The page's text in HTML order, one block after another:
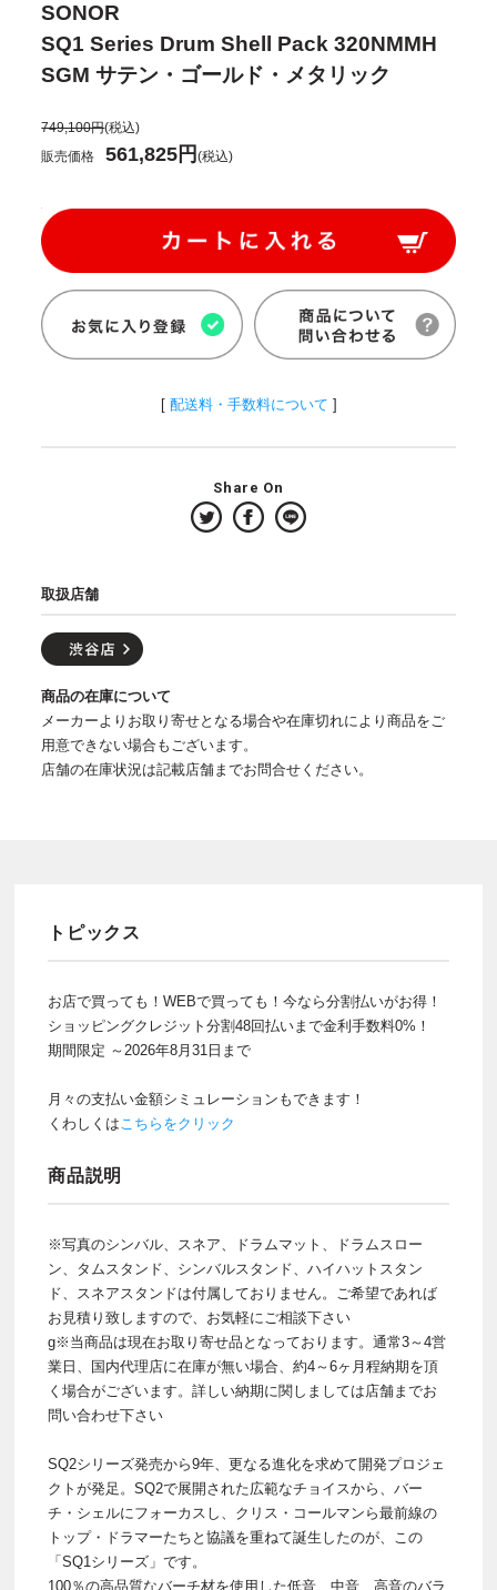
SONOR
SQ1 Series Drum Shell Pack 320NMMH
SGM サテン・ゴールド・メタリック
749,100円(税込)
販売価格
561,825円(税込)
[ 配送料・手数料について ]
Share On
取扱店舗
商品の在庫について
メーカーよりお取り寄せとなる場合や在庫切れにより商品をご
用意できない場合もございます。
店舗の在庫状況は記載店舗までお問合せください。
トピックス
お店で買っても！WEBで買っても！今なら分割払いがお得！
ショッピングクレジット分割48回払いまで金利手数料0%！
期間限定 ～2026年8月31日まで
月々の支払い金額シミュレーションもできます！
くわしくはこちらをクリック
商品説明
※写真のシンバル、スネア、ドラムマット、ドラムスロー
ン、タムスタンド、シンバルスタンド、ハイハットスタン
ド、スネアスタンドは付属しておりません。ご希望であれば
お見積り致しますので、お気軽にご相談下さい
g※当商品は現在お取り寄せ品となっております。通常3～4営
業日、国内代理店に在庫が無い場合、約4～6ヶ月程納期を頂
く場合がございます。詳しい納期に関しましては店舗までお
問い合わせ下さい
SQ2シリーズ発売から9年、更なる進化を求めて開発プロジェ
クトが発足。SQ2で展開された広範なチョイスから、バー
チ・シェルにフォーカスし、クリス・コールマンら最前線の
トップ・ドラマーたちと協議を重ねて誕生したのが、この
「SQ1シリーズ」です。
100％の高品質なバーチ材を使用した低音、中音、高音のバラ